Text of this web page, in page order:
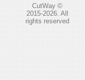
CutWay ©
2015-2026. All
rights reserved